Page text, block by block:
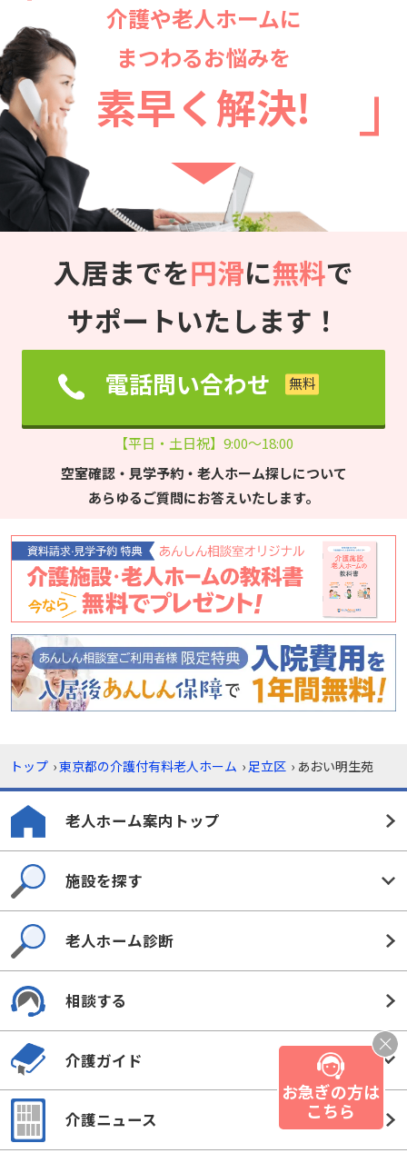
介護や老人ホームに
まつわるお悩みを
素早く解決!
入居までを円滑に無料で
サポートいたします！
電話問い合わせ
【平日・土日祝】9:00～18:00
空室確認・見学予約・老人ホーム探しについて
あらゆるご質問にお答えいたします。
トップ ›東京都の介護付有料老人ホーム › 足立区 › あおい明生苑
老人ホーム案内トップ
施設を探す
老人ホーム診断
相談する
介護ガイド
介護ニュース
お急ぎの方は
こちら